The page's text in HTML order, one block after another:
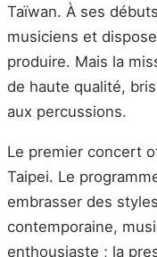
Taïwan. À ses
musiciens et
produire. Mais la
de haute qualité,
aux percussions.
Le premier concert
Taipei. Le
embrasser des
contemporaine,
enthousiaste ; la